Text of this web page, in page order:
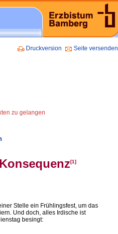
Druckversion Seite versenden
zu gelangen
[1]
Stelle ein Frühlingsfest, um das
Und doch, alles Irdische ist
besingt: